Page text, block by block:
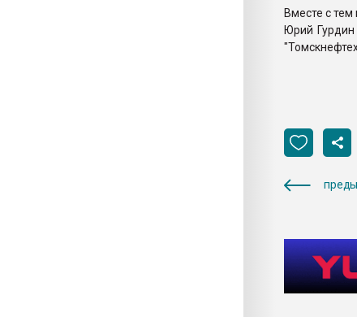
Вместе с
Юрий